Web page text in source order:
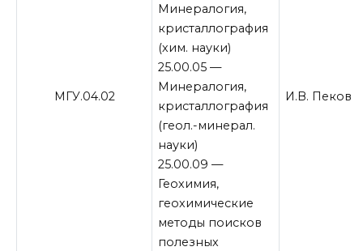
МГУ.04.02
Минералогия,
кристаллография
(хим. науки)
25.00.05 —
Минералогия,
кристаллография
(геол.-минерал.
науки)
25.00.09 —
Геохимия,
геохимические
методы поисков
полезных
И.В. Пеков